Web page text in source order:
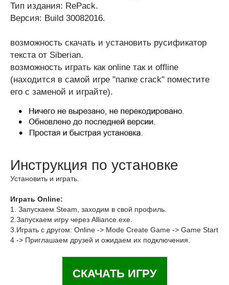
Тип издания: RePack.
Версия: Build 30082016.
возможность скачать и установить русификатор
текста от Siberian.
возможность играть как online так и offline
(находится в самой игре "папке crack" поместите
его с заменой и играйте).
Инструкция по установке
Установить и играть.
Играть Online:
1. Запускаем Steam, заходим в свой профиль.
2.Запускаем игру через Alliance.exe.
3.Играть с другом: Online -> Mode Create Game -> Game Start
4 -> Приглашаем друзей и ожидаем их подключения.
СКАЧАТЬ ИГРУ